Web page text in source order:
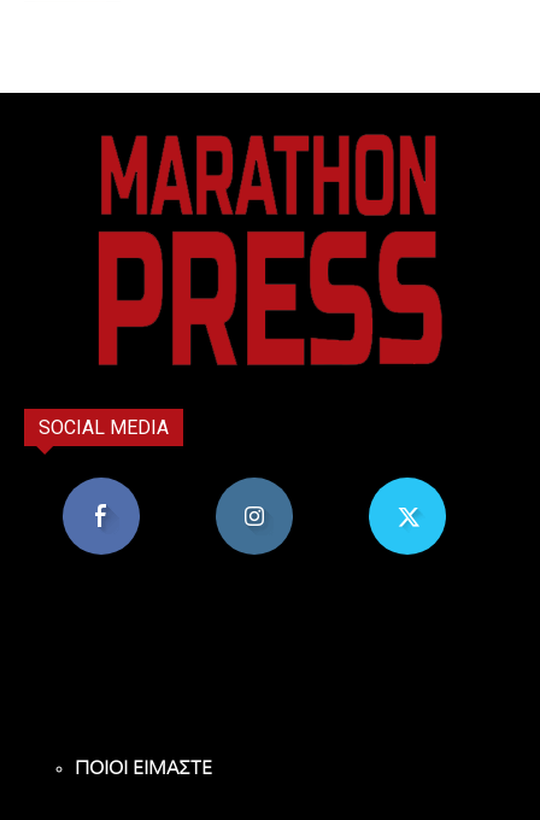
SOCIAL MEDIA
ΠΟΙΟΙ ΕΙΜΑΣΤΕ